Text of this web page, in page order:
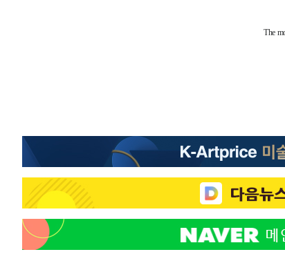
미 사업체 일자리, 7월에 2.3만개 순감하고 그 전
[속보] 미 사업체, 일자리 7월에 2.3만 개 줄어…
[속보]이 대통령 "부동산 공급 기존 사고방식 매달
갈 수도
-1573초 전 >
낮 최고 37도 찜통더위…곳곳 소나기·강원 많은 비[
2분 전 >SK하이닉스, 용인·청주 팹에 54조 투자…"AI 메모리 수
54분 전 >여자배구 이재영·이다영 자매, 아제르바이잔 투란VC
1시간 전 >외국인 심판 성 접대 7경기 들여다보니…한국 축구 '5
1시간 전 > [속보]코스닥, 2.86포인트(0.36%) 내린 798.81마감
1시간 전 >
[속보]코스피, 6200선 약보합…0.60% 내린 6258.77